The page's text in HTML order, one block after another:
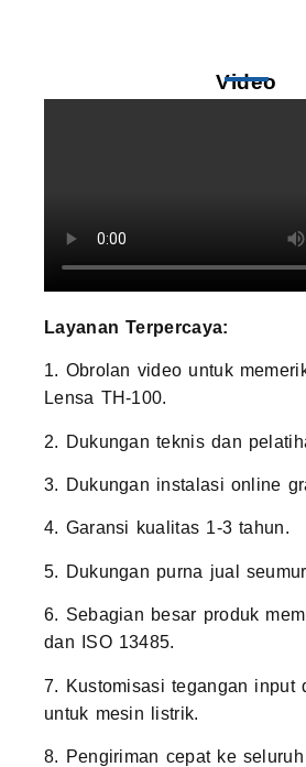
Video
Layanan Terpercaya:
1. Obrolan video untuk
Lensa TH-100.
2. Dukungan teknis dan
3. Dukungan instalasi online
4. Garansi kualitas 1-3 tahun.
5. Dukungan purna jual
6. Sebagian besar produk
dan ISO 13485.
7. Kustomisasi tegangan input
untuk mesin listrik.
8. Pengiriman cepat ke